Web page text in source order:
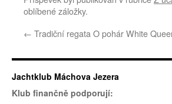
oblíbené záložky.
← Tradiční regata O pohár White
Jachtklub Máchova Jezera
Klub finančně podporují: